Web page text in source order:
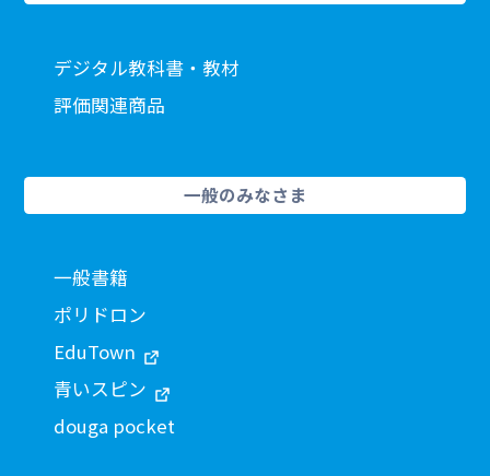
デジタル教科書・教材
評価関連商品
一般のみなさま
一般書籍
ポリドロン
EduTown
青いスピン
douga pocket